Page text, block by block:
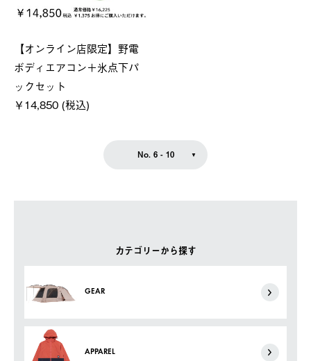
カテゴリーから探す
GEAR
APPAREL
【オンライン店限定】野電
ボディエアコン＋氷点下パ
ックセット
￥14,850 (税込)
No. 6 - 10